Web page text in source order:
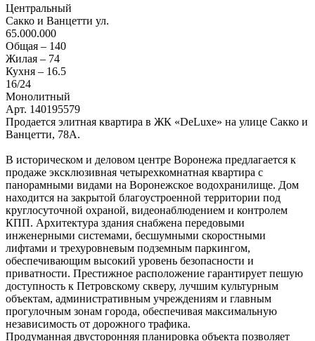
Центральный
Сакко и Ванцетти ул.
65.000.000
Общая – 140
Жилая – 74
Кухня – 16.5
16/24
Монолитный
Арт. 140195579
Продается элитная квартира в ЖК «DeLuxe» на улице Сакко и
Ванцетти, 78А.
В историческом и деловом центре Воронежа предлагается к
продаже эксклюзивная четырехкомнатная квартира с
панорамными видами на Воронежское водохранилище. Дом
находится на закрытой благоустроенной территории под
круглосуточной охраной, видеонаблюдением и контролем
КПП. Архитектура здания снабжена передовыми
инженерными системами, бесшумными скоростными
лифтами и трехуровневым подземным паркингом,
обеспечивающим высокий уровень безопасности и
приватности. Престижное расположение гарантирует пешую
доступность к Петровскому скверу, лучшим культурным
объектам, административным учреждениям и главным
прогулочным зонам города, обеспечивая максимальную
независимость от дорожного трафика.
Продуманная двусторонняя планировка объекта позволяет